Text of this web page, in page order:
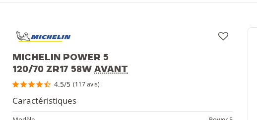
MICHELIN POWER 5
120/70 ZR17 58W AVANT
4.5/5 (117 avis)
Michelin
Caractéristiques